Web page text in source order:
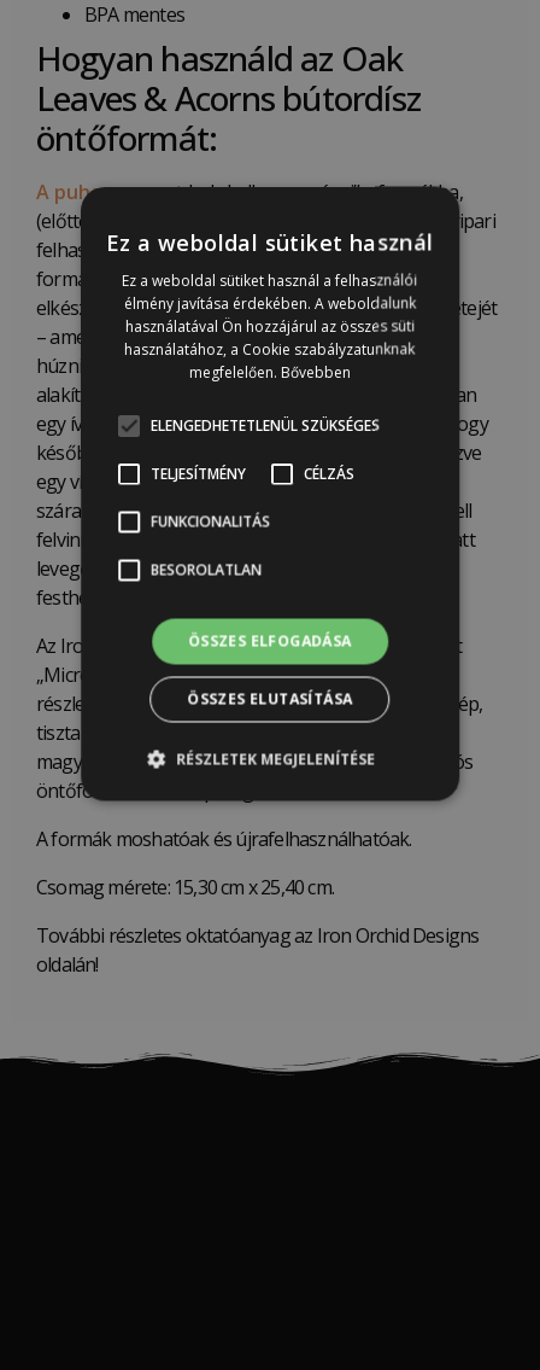
BPA mentes
Hogyan használd az Oak
Leaves & Acorns bútordísz
öntőformát:
A puha agyagotbele kell „gyurmázni” a formákba,
(előtte érdemes esetleg kicsit hintőporral, élelmiszeripari
felhasználásnál liszttel, porcukorral picit beszórni a
formát, hogy könnyebben kivehető legyen majd az
elkészült dekoráció). Ha belenyomkodtuk, akkor a tetejét
– amely az applikáció hátoldala lesz – egyenesre kell
húzni, majd óvatosan kifordítva a formából tovább
alakítható! Például ebben az előformázott állapotában
egy íves részletre simítva pontosan úgy köt meg, ahogy
később illeszteni kell. Sima felületű bútorlapra tervezve
egy vízszintes lapra kell helyezni, hogy egyenesre
száradjon, de még puha állapotában ragasztással kell
felvinni a felületre, bútornál faragasztóval. Kis idő alatt
levegőn megszilárdulva a minta kikeményedik és
festhetővé válik.
Az Iron Orchid Designs (IOD) által szabadalmaztatott
„Micro-Rim” (mikro keret) segítségével gyönyörű és
részletgazdag öntvények alkothatóak, amelyeket szép,
tiszta élekkel lehet kiemelni a formákból. Ezzel
magyarázható, hogy miért szeretik az IOD dekorációs
öntőformákat több iparágban is.
A formák moshatóak és újrafelhasználhatóak.
Csomag mérete: 15,30 cm x 25,40 cm.
További részletes oktatóanyag az Iron Orchid Designs
oldalán!
Ez a weboldal sütiket használ
Ez a weboldal sütiket használ a felhasználói
élmény javítása érdekében. A weboldalunk
használatával Ön hozzájárul az összes süti
használatához, a Cookie szabályzatunknak
megfelelően. Bővebben
ELENGEDHETETLENÜL SZÜKSÉGES
TELJESÍTMÉNY CÉLZÁS
FUNKCIONALITÁS
BESOROLATLAN
ÖSSZES ELFOGADÁSA
ÖSSZES ELUTASÍTÁSA
RÉSZLETEK MEGJELENÍTÉSE